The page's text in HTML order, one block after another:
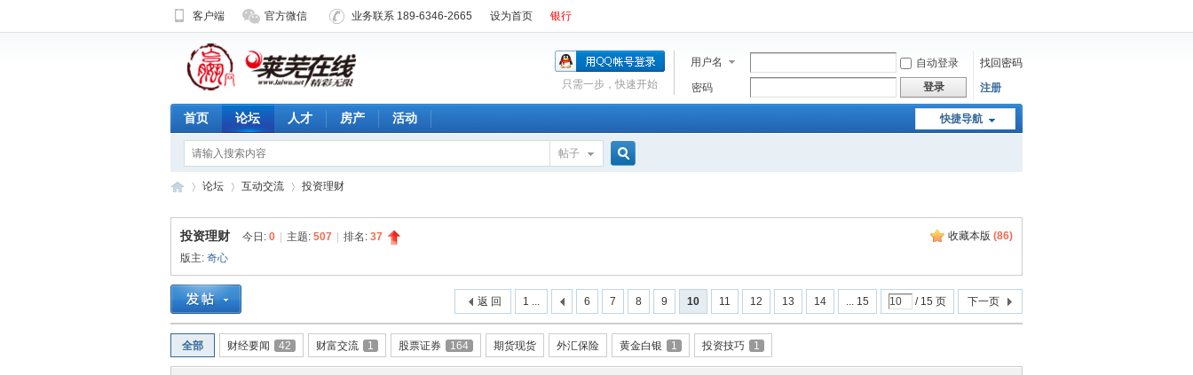
客户端 官方微信 业务联系 189-6346-2665 设为首页 银行
用户名 自动登录
找回密码
密码
登录 注册
只需一步，快速开始
快捷导航
首页 论坛 人才 房产 活动
帖子
济 »
论坛
›
互动交流 投资理财
收藏本版 (86)
投资理财 今日: 0 主题: 507 排名: 37
版主: 奇心
1 ... 6 7 8 9 10 11 12 13 14 ... 15 / 15 页 下一页
返 回
全部 财经要闻 42 财富交流 1 股票证券 164 期货现货 外汇保险 黄金白银 1 投资技巧 1